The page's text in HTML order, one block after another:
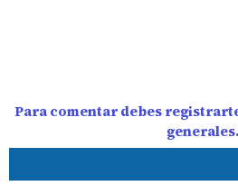
Para comentar debes
generales.